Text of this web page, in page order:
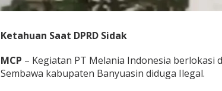
e
s
Ketahuan Saat DPRD Sidak
MCP – Kegiatan PT Melania Indonesia berlokasi
Sembawa kabupaten Banyuasin diduga Ilegal.